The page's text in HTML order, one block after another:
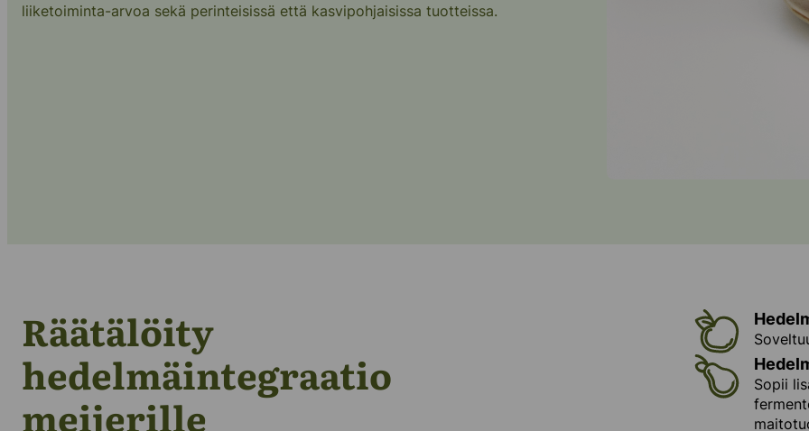
liiketoiminta-arvoa sekä perinteisissä että kasvipohjaisissa tuotteissa.
Räätälöity
hedelmäintegraatio
meijerille
Sopii